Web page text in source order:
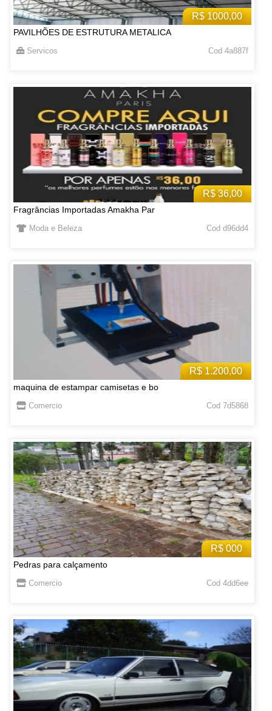
R$ 1000,00
PAVILHÕES DE ESTRUTURA METALICA
Servicos Cod 4a887f
R$ 36,00
Fragrâncias Importadas Amakha Par
Moda e Beleza Cod d96dd4
R$ 1.200,00
maquina de estampar camisetas e bo
Comercio Cod 7d5868
R$ 000
Pedras para calçamento
Comercio Cod 4dd6ee